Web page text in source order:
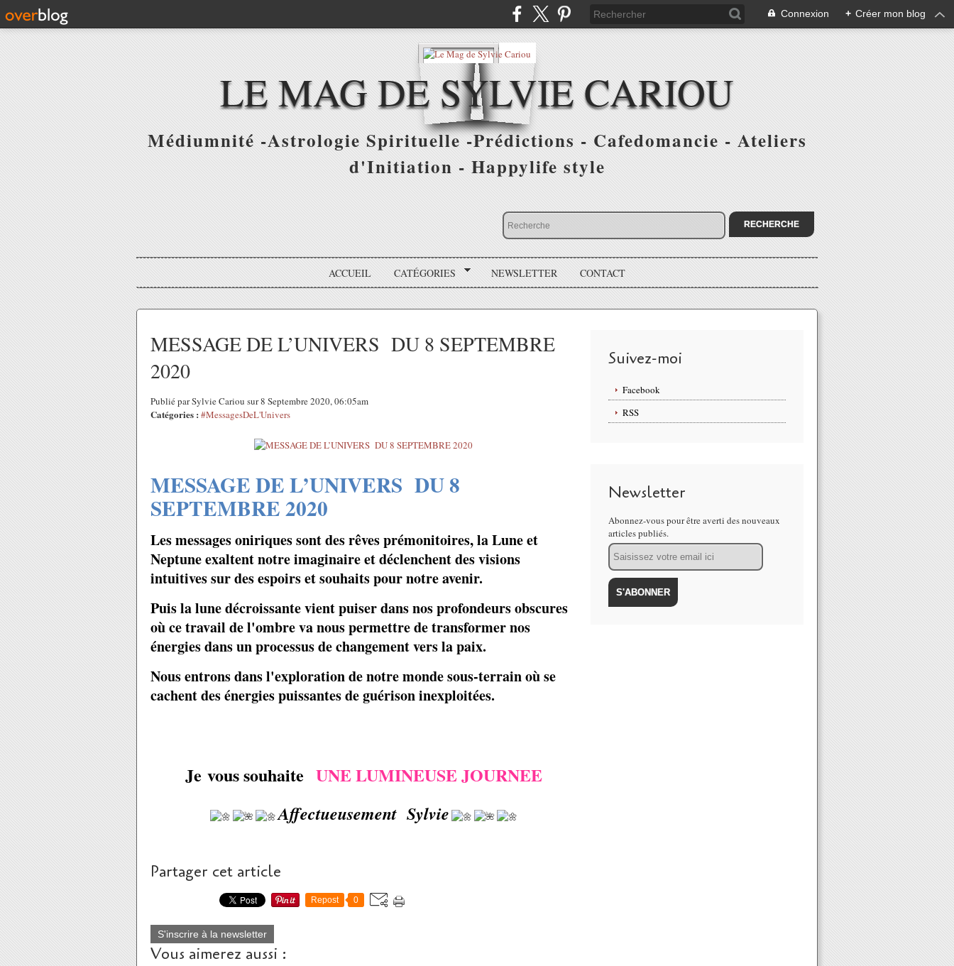
Connexion + Créer mon blog
LE MAG DE SYLVIE CARIOU
Médiumnité -Astrologie Spirituelle -Prédictions - Cafedomancie - Ateliers
d'Initiation - Happylife style
ACCUEIL CATÉGORIES NEWSLETTER CONTACT
MESSAGE DE L’UNIVERS DU 8 SEPTEMBRE
2020
Publié par Sylvie Cariou sur 8 Septembre 2020, 06:05am
Catégories : #MessagesDeL'Univers
MESSAGE DE L’UNIVERS DU 8
SEPTEMBRE 2020
Les messages oniriques sont des rêves prémonitoires, la Lune et
Neptune exaltent notre imaginaire et déclenchent des visions
intuitives sur des espoirs et souhaits pour notre avenir.
Puis la lune décroissante vient puiser dans nos profondeurs obscures
où ce travail de l'ombre va nous permettre de transformer nos
énergies dans un processus de changement vers la paix.
Nous entrons dans l'exploration de notre monde sous-terrain où se
cachent des énergies puissantes de guérison inexploitées.
Je vous souhaite UNE LUMINEUSE JOURNEE
Affectueusement Sylvie
Partager cet article
Repost 0
S'inscrire à la newsletter
Vous aimerez aussi :
Suivez-moi
Facebook
RSS
Newsletter
Abonnez-vous pour être averti des nouveaux
articles publiés.
Email